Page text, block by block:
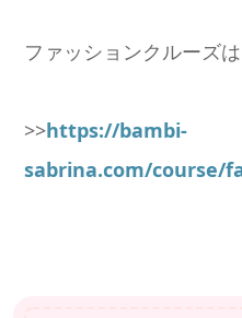
ファッションクルーズ
>>https://bambi-
sabrina.com/course/